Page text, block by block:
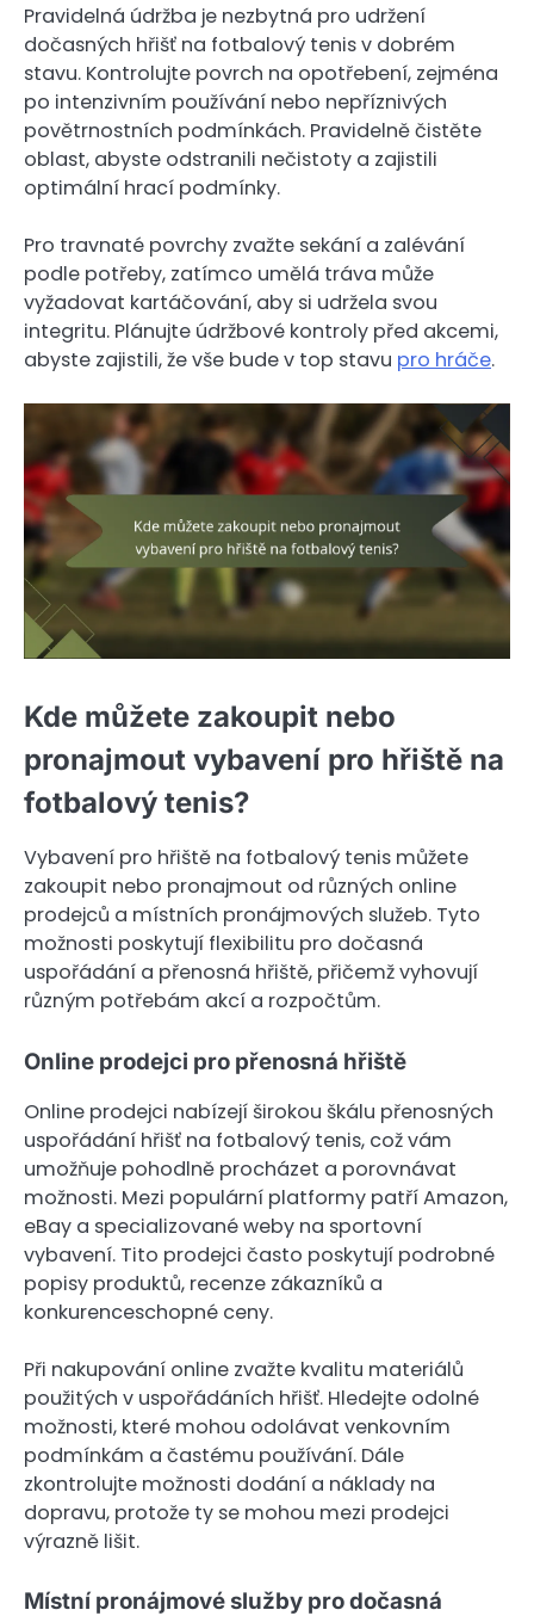
Pravidelná údržba je nezbytná pro udržení
dočasných hřišť na fotbalový tenis v dobrém
stavu. Kontrolujte povrch na opotřebení, zejména
po intenzivním používání nebo nepříznivých
povětrnostních podmínkách. Pravidelně čistěte
oblast, abyste odstranili nečistoty a zajistili
optimální hrací podmínky.
Pro travnaté povrchy zvažte sekání a zalévání
podle potřeby, zatímco umělá tráva může
vyžadovat kartáčování, aby si udržela svou
integritu. Plánujte údržbové kontroly před akcemi,
abyste zajistili, že vše bude v top stavu pro hráče.
Kde můžete zakoupit nebo
pronajmout vybavení pro hřiště na
fotbalový tenis?
Vybavení pro hřiště na fotbalový tenis můžete
zakoupit nebo pronajmout od různých online
prodejců a místních pronájmových služeb. Tyto
možnosti poskytují flexibilitu pro dočasná
uspořádání a přenosná hřiště, přičemž vyhovují
různým potřebám akcí a rozpočtům.
Online prodejci pro přenosná hřiště
Online prodejci nabízejí širokou škálu přenosných
uspořádání hřišť na fotbalový tenis, což vám
umožňuje pohodlně procházet a porovnávat
možnosti. Mezi populární platformy patří Amazon,
eBay a specializované weby na sportovní
vybavení. Tito prodejci často poskytují podrobné
popisy produktů, recenze zákazníků a
konkurenceschopné ceny.
Při nakupování online zvažte kvalitu materiálů
použitých v uspořádáních hřišť. Hledejte odolné
možnosti, které mohou odolávat venkovním
podmínkám a častému používání. Dále
zkontrolujte možnosti dodání a náklady na
dopravu, protože ty se mohou mezi prodejci
výrazně lišit.
Místní pronájmové služby pro dočasná